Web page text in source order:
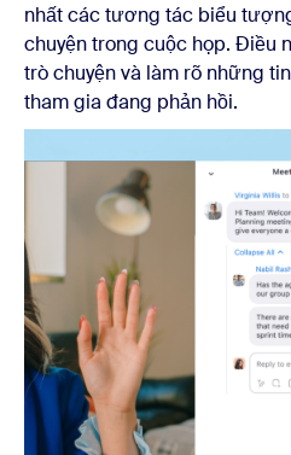
nhất các tương tác biểu
chuyện trong cuộc họp. Điều
trò chuyện và làm rõ những
tham gia đang phản hồi.